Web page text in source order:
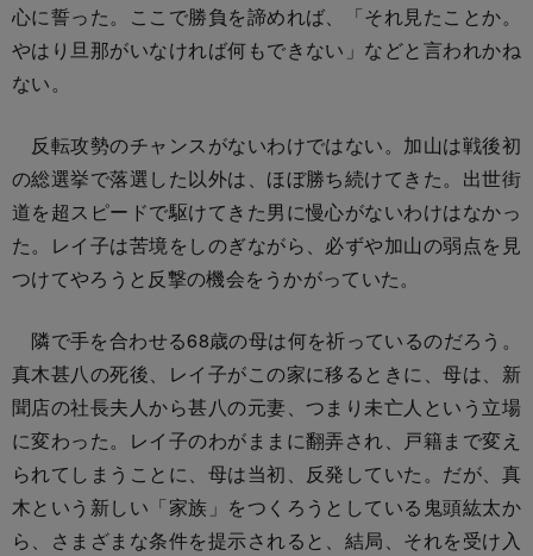
心に誓った。ここで勝負を諦めれば、「それ見たことか。
やはり旦那がいなければ何もできない」などと言われかね
ない。
反転攻勢のチャンスがないわけではない。加山は戦後初
の総選挙で落選した以外は、ほぼ勝ち続けてきた。出世街
道を超スピードで駆けてきた男に慢心がないわけはなかっ
た。レイ子は苦境をしのぎながら、必ずや加山の弱点を見
つけてやろうと反撃の機会をうかがっていた。
隣で手を合わせる68歳の母は何を祈っているのだろう。
真木甚八の死後、レイ子がこの家に移るときに、母は、新
聞店の社長夫人から甚八の元妻、つまり未亡人という立場
に変わった。レイ子のわがままに翻弄され、戸籍まで変え
られてしまうことに、母は当初、反発していた。だが、真
木という新しい「家族」をつくろうとしている鬼頭紘太か
ら、さまざまな条件を提示されると、結局、それを受け入